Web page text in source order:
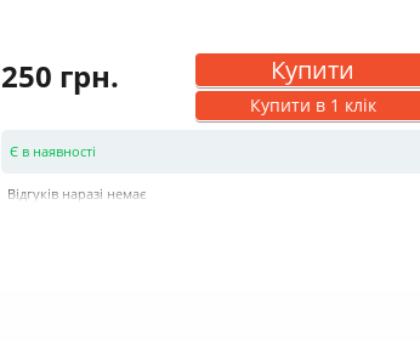
250 грн. Купити
Купити в 1 клік
Є в наявності
Відгуків наразі немає